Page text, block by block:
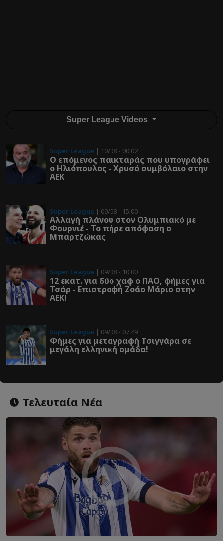
Super League Videos
Super League | 10/08 - 00:02
Ο επόμενος παικταράς που υπογράφει
ο Ηλιόπουλος - Χρυσό συμβόλαιο στην
ΑΕΚ
Super League | 09/08 - 15:00
Αλλαγή πλάνου στον Ολυμπιακό με
Φουρνιέ - Το πήρε απόφαση ο
Μπαρτζώκας
Super League | 09/08 - 10:00
12 εκατ. για δύο χαφ ο ΠΑΟ, φήμες για
Τσάρ - Επιστροφή Ζοάο Μάριο στην
ΑΕΚ!
Super League | 09/08 - 07:49
Φήμες για μεταγραφή Τσιγγάρα σε
μεγάλη ελληνική ομάδα!
Τελευταία Νέα